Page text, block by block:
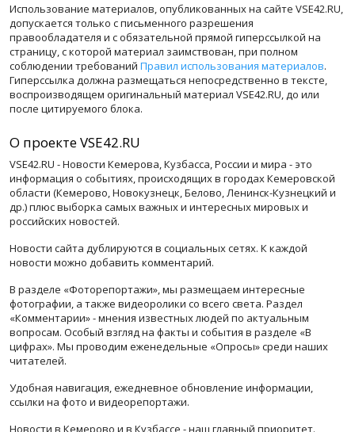
Использование материалов, опубликованных на сайте VSE42.RU,
допускается только с письменного разрешения
правообладателя и с обязательной прямой гиперссылкой на
страницу, с которой материал заимствован, при полном
соблюдении требований Правил использования материалов.
Гиперссылка должна размещаться непосредственно в тексте,
воспроизводящем оригинальный материал VSE42.RU, до или
после цитируемого блока.
О проекте VSE42.RU
VSE42.RU - Новости Кемерова, Кузбасса, России и мира - это
информация о событиях, происходящих в городах Кемеровской
области (Кемерово, Новокузнецк, Белово, Ленинск-Кузнецкий и
др.) плюс выборка самых важных и интересных мировых и
российских новостей.
Новости сайта дублируются в социальных сетях. К каждой
новости можно добавить комментарий.
В разделе «Фоторепортажи», мы размещаем интересные
фотографии, а также видеоролики со всего света. Раздел
«Комментарии» - мнения известных людей по актуальным
вопросам. Особый взгляд на факты и события в разделе «В
цифрах». Мы проводим еженедельные «Опросы» среди наших
читателей.
Удобная навигация, ежедневное обновление информации,
ссылки на фото и видеорепортажи.
Новости в Кемерово и в Кузбассе - наш главный приоритет.